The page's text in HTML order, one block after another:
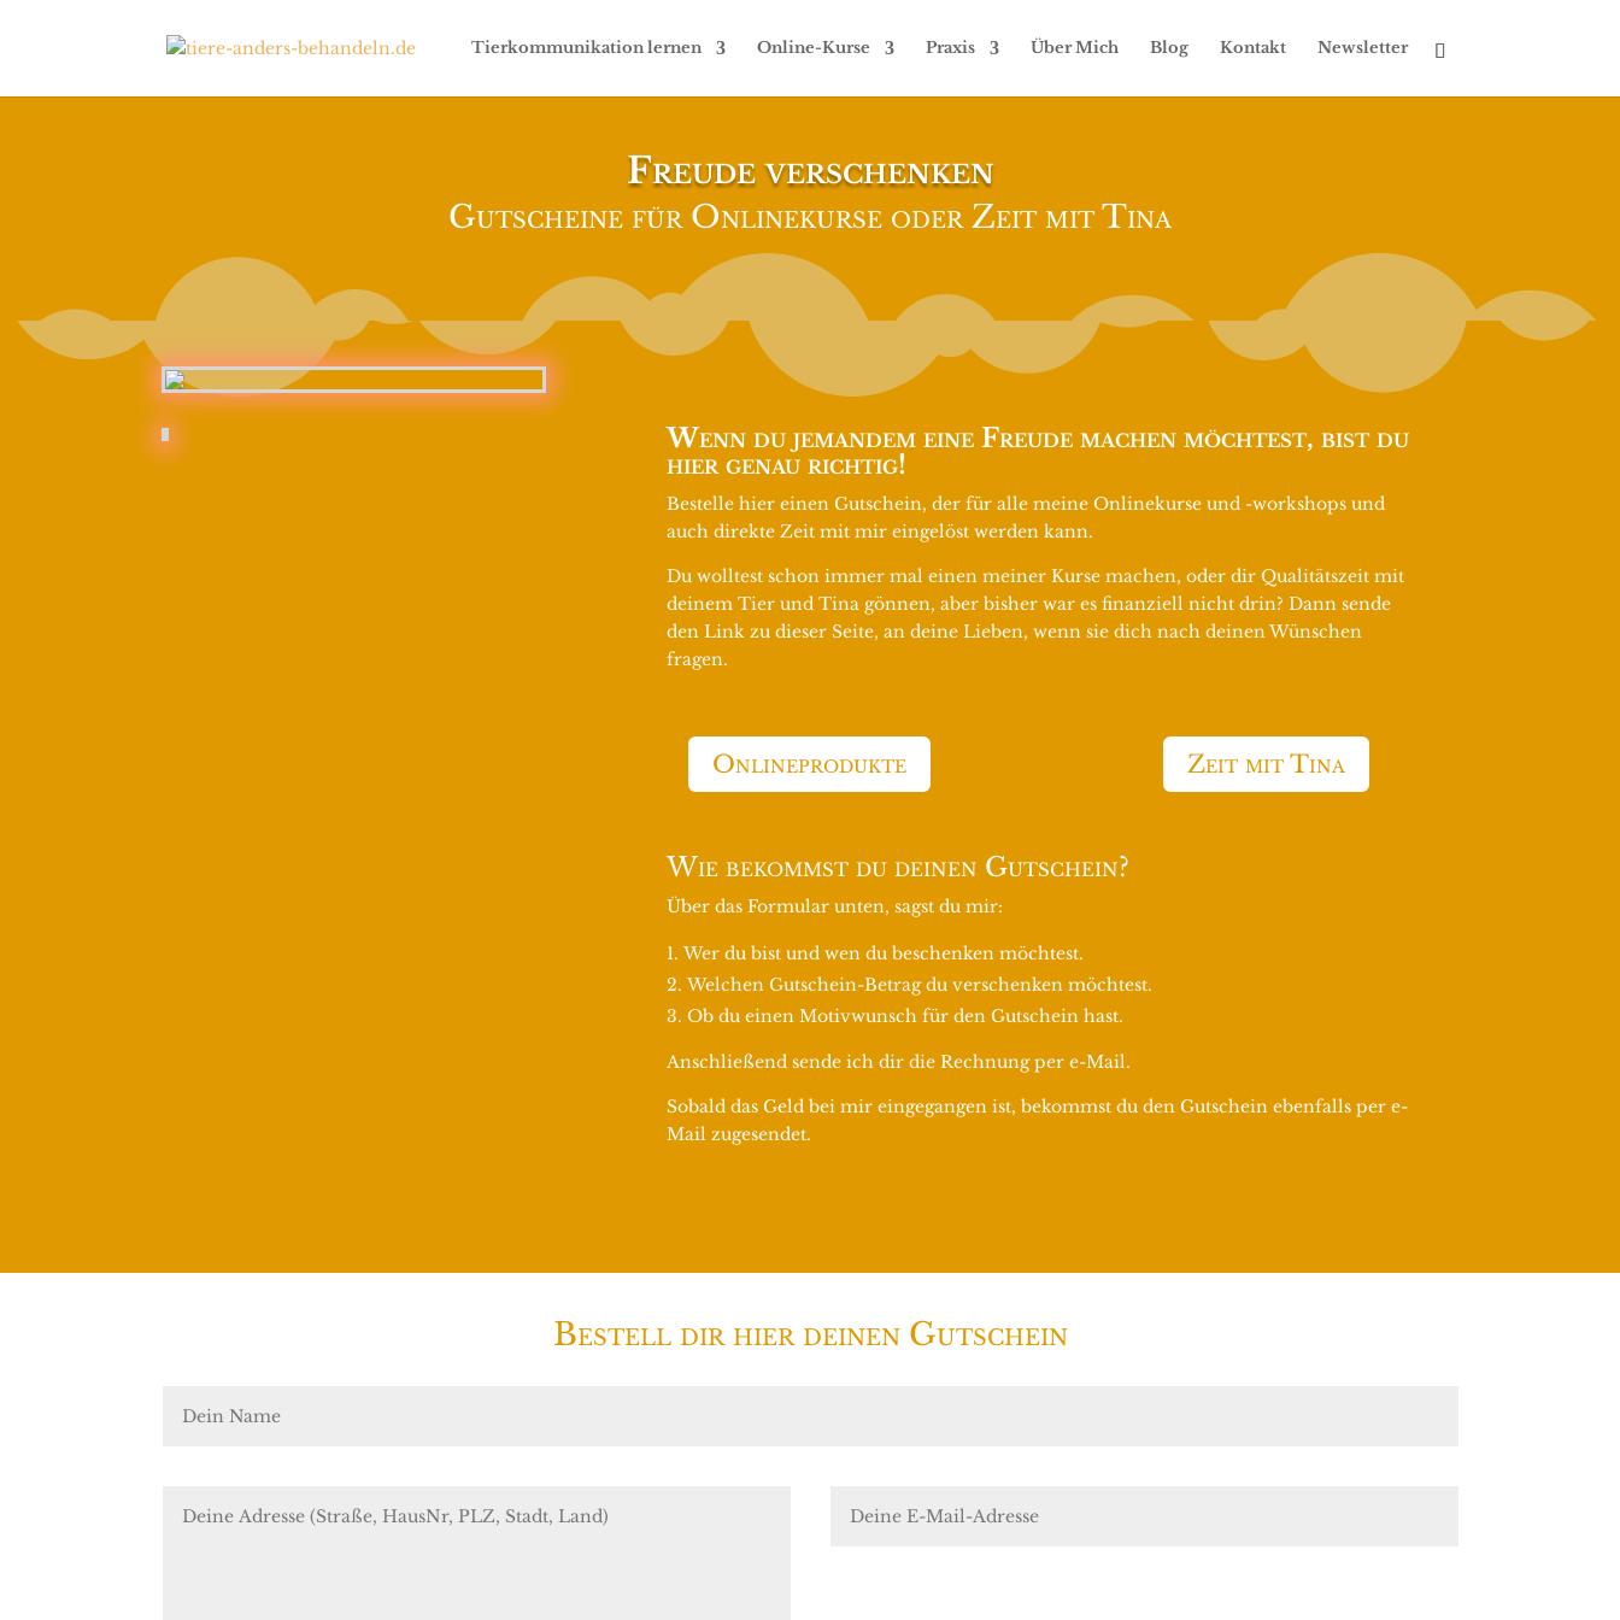
Tierkommunikation lernen Online-Kurse Praxis Über Mich Blog Kontakt Newsletter
Freude verschenken
Gutscheine für Onlinekurse oder Zeit mit Tina
Wenn du jemandem eine Freude machen möchtest, bist du
hier genau richtig!
Bestelle hier einen Gutschein, der für alle meine Onlinekurse und -workshops und
auch direkte Zeit mit mir eingelöst werden kann.
Du wolltest schon immer mal einen meiner Kurse machen, oder dir Qualitätszeit mit
deinem Tier und Tina gönnen, aber bisher war es finanziell nicht drin? Dann sende
den Link zu dieser Seite, an deine Lieben, wenn sie dich nach deinen Wünschen
fragen.
Onlineprodukte Zeit mit Tina
Wie bekommst du deinen Gutschein?
Über das Formular unten, sagst du mir:
Wer du bist und wen du beschenken möchtest.
Welchen Gutschein-Betrag du verschenken möchtest.
Ob du einen Motivwunsch für den Gutschein hast.
Anschließend sende ich dir die Rechnung per e-Mail.
Sobald das Geld bei mir eingegangen ist, bekommst du den Gutschein ebenfalls per e-
Mail zugesendet.
Bestell dir hier deinen Gutschein